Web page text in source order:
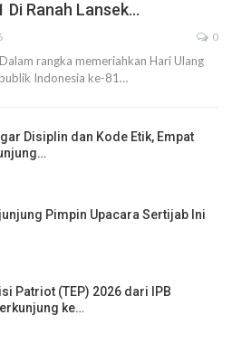
Di Ranah Lansek…
0
rangka memeriahkan Hari Ulang
Indonesia ke-81…
Disiplin dan Kode Etik, Empat
Pimpin Upacara Sertijab Ini
Patriot (TEP) 2026 dari IPB
ke…